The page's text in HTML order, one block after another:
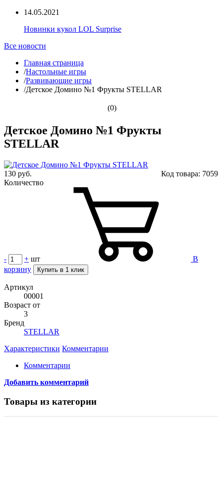
14.05.2021
Новинки кукол LOL Surprise
Все новости
Главная страница
/Настольные игры
/Развивающие игры
/Детское Домино №1 Фрукты STELLAR
(0)
Детское Домино №1 Фрукты
STELLAR
130 руб. Код товара: 7059
Количество
- + шт
В
корзину
Купить в 1 клик
Артикул
00001
Возраст от
3
Бренд
STELLAR
Характеристики Комментарии
Комментарии
Добавить комментарий
Товары из категории